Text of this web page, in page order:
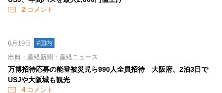
2 コメント
6月19日 #国内
出典：産経新聞：産経ニュース
万博招待応募の能登被災児ら990人全員招待 大阪府、2泊3日で
USJや大阪城も観光
4コメント